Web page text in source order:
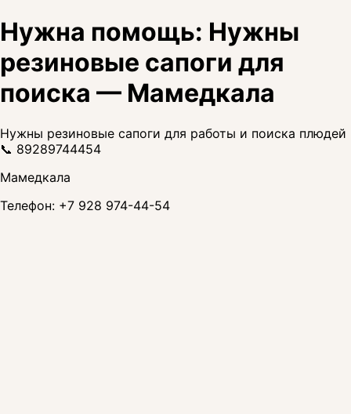
Нужна помощь: Нужны
резиновые сапоги для
поиска — Мамедкала
Нужны резиновые сапоги для работы и поиска плюдей
📞 89289744454
Мамедкала
Телефон: +7 928 974-44-54